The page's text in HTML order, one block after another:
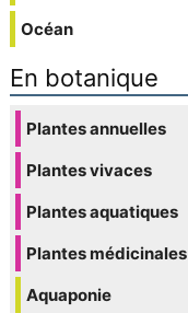
Océan
En botanique
Plantes annuelles
Plantes vivaces
Plantes aquatiques
Plantes médicinales
Aquaponie